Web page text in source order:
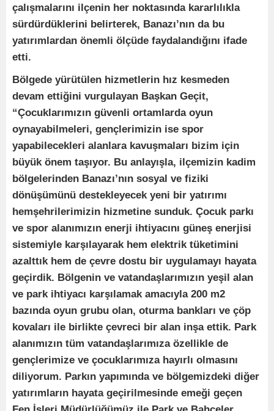
çalışmalarını ilçenin her noktasında kararlılıkla
sürdürdüklerini belirterek, Banazı’nın da bu
yatırımlardan önemli ölçüde faydalandığını ifade
etti.
Bölgede yürütülen hizmetlerin hız kesmeden
devam ettiğini vurgulayan Başkan Geçit,
“Çocuklarımızın güvenli ortamlarda oyun
oynayabilmeleri, gençlerimizin ise spor
yapabilecekleri alanlara kavuşmaları bizim için
büyük önem taşıyor. Bu anlayışla, ilçemizin kadim
bölgelerinden Banazı’nın sosyal ve fiziki
dönüşümünü destekleyecek yeni bir yatırımı
hemşehrilerimizin hizmetine sunduk. Çocuk parkı
ve spor alanımızın enerji ihtiyacını güneş enerjisi
sistemiyle karşılayarak hem elektrik tüketimini
azalttık hem de çevre dostu bir uygulamayı hayata
geçirdik. Bölgenin ve vatandaşlarımızın yeşil alan
ve park ihtiyacı karşılamak amacıyla 200 m2
bazında oyun grubu olan, oturma bankları ve çöp
kovaları ile birlikte çevreci bir alan inşa ettik. Park
alanımızın tüm vatandaşlarımıza özellikle de
gençlerimize ve çocuklarımıza hayırlı olmasını
diliyorum. Parkın yapımında ve bölgemizdeki diğer
yatırımların hayata geçirilmesinde emeği geçen